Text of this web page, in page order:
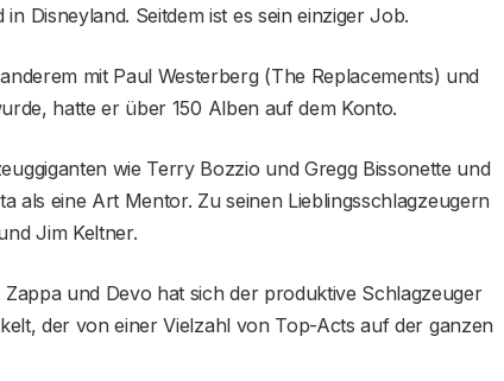
Disneyland. Seitdem ist es sein einziger Job.
mit Paul Westerberg (The Replacements) und
hatte er über 150 Alben auf dem Konto.
wie Terry Bozzio und Gregg Bissonette und
als eine Art Mentor. Zu seinen Lieblingsschlagzeugern
Jim Keltner.
und Devo hat sich der produktive Schlagzeuger
der von einer Vielzahl von Top-Acts auf der ganzen